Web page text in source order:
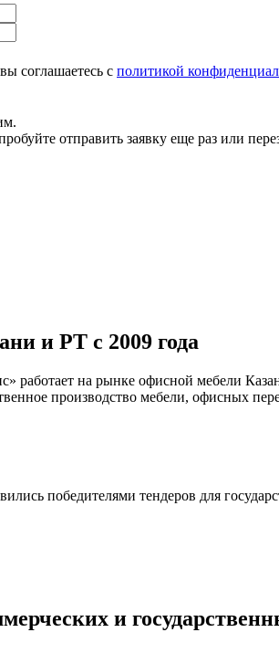
соглашаетесь с политикой
отправить заявку еще раз или
и РТ с 2009 года
работает на рынке офисной мебели
производство мебели, офисных
победителями тендеров для
и